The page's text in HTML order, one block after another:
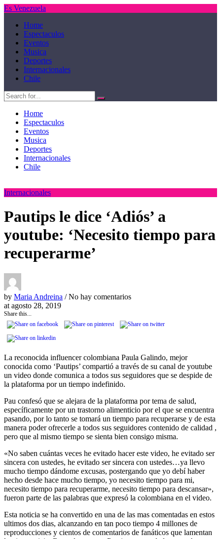
Es Venezuela
Home
Espectaculos
Eventos
Musica
Deportes
Internacionales
Chile
Home
Espectaculos
Eventos
Musica
Deportes
Internacionales
Chile
Internacionales
Pautips le dice ‘Adiós’ a
youtube: ‘Necesito tiempo para
recuperarme’
by Maria Andreina / No hay comentarios
at agosto 28, 2019
Share this...
La reconocida influencer colombiana Paula Galindo, mejor
conocida como ‘Pautips’ compartió a través de su canal de youtube
un video donde comunica a todos sus seguidores que se despide de
la plataforma por un tiempo indefinido.
Pau confesó que se alejara de la plataforma por tema de salud,
específicamente por un trastorno alimenticio por el que se encuentra
pasando, por lo tanto se tomará un tiempo para recuperarse y de esta
manera poder ofrecerle a todos sus seguidores contenido de calidad ,
pero que al mismo tiempo se sienta bien consigo misma.
«No saben cuántas veces he evitado hacer este video, he evitado ser
sincera con ustedes, he evitado ser sincera con ustedes…ya llevo
mucho tiempo dándome excusas, postergando que yo debí haber
hecho desde hace mucho tiempo, yo necesito tiempo para mi,
necesito tiempo para recuperarme, necesito tiempo para descansar»,
fueron parte de las palabras que expresó la colombiana en el video.
Esta noticia se ha convertido en una de las mas comentadas en estos
ultimos dos dias, alcanzando en tan poco tiempo 4 millones de
reproducciones y cientos de comentarios de fanáticos que lamentan